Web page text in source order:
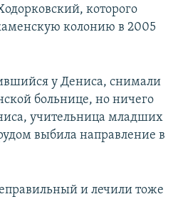
которого
колонию в 2005
у Дениса, снимали
больнице, но ничего
учительница младших
выбила направление в
и лечили тоже